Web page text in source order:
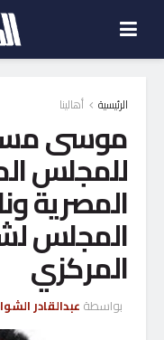
الرئيسية أهالينا
موسى
للمجلس
المصرية
المجلس
المركزي
بواسطة عبدالقادر